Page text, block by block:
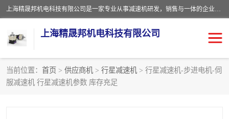
上海精晟邦机电科技有限公司是一家专业从事减速机研发，销售与一体的企业。公司拥有资深技术人员和技术团队服务人才，致力于为广大客户提供专业，细致的产品服务。主营产品有：中型减速电机，微型调速电机，精密行星减速机，蜗轮蜗杆减速机，RFKS四大系列减速机，SKM双曲面齿轮减速机，齿轮减速电机，行星减速机，防爆电机，变频器等系列；产品广泛用于汽车，船舶，能源，环保，包装，物流等领域，欢迎咨询。
上海精晟邦机电科技有限公司
当前位置： 首页 > 供应商机 > 行星减速机 > 行星减速机-步进电机-伺
服减速机 行星减速机参数 库存充足
减速电机